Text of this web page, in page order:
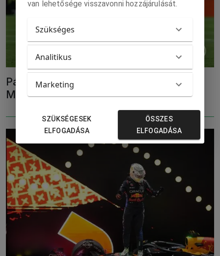
Párizsi vereségével kieső helyen a
Manchester City
van lehetősége visszavonni hozzájárulását.
Szükséges
Analitikus
Marketing
SZÜKSÉGESEK
ELFOGADÁSA
ÖSSZES
ELFOGADÁSA